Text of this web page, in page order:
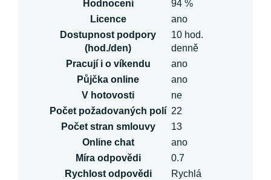
Hodnocení
94 %
Licence
ano
Dostupnost podpory
(hod./den)
10 hod.
denně
Pracují i o víkendu
ano
Půjčka online
ano
V hotovosti
ne
Počet požadovaných polí 22
Počet stran smlouvy
13
Online chat
ano
Míra odpovědi
0.7
Rychlost odpovědi
Rychlá